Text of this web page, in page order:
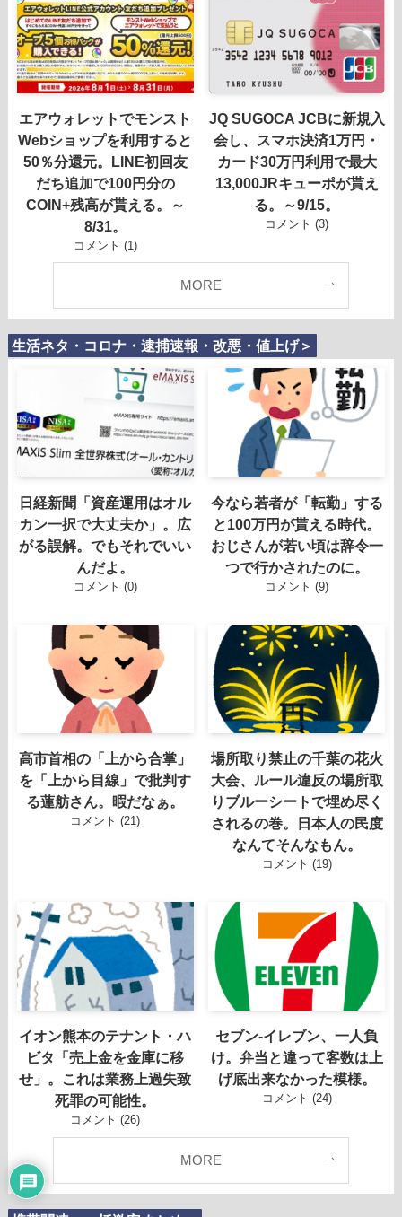
エアウォレットでモンスト
Webショップを利用すると
50％分還元。LINE初回友
だち追加で100円分の
COIN+残高が貰える。～
8/31。
コメント (1)
JQ SUGOCA JCBに新規入
会し、スマホ決済1万円・
カード30万円利用で最大
13,000JRキューポが貰え
る。～9/15。
コメント (3)
MORE
生活ネタ・コロナ・逮捕速報・改悪・値上げ＞
日経新聞「資産運用はオル
カン一択で大丈夫か」。広
がる誤解。でもそれでいい
んだよ。
コメント (0)
今なら若者が「転勤」する
と100万円が貰える時代。
おじさんが若い頃は辞令一
つで行かされたのに。
コメント (9)
高市首相の「上から合掌」
を「上から目線」で批判す
る蓮舫さん。暇だなぁ。
コメント (21)
場所取り禁止の千葉の花火
大会、ルール違反の場所取
りブルーシートで埋め尽く
されるの巻。日本人の民度
なんてそんなもん。
コメント (19)
イオン熊本のテナント・ハ
ビタ「売上金を金庫に移
せ」。これは業務上過失致
死罪の可能性。
コメント (26)
セブン-イレブン、一人負
け。弁当と違って客数は上
げ底出来なかった模様。
コメント (24)
MORE